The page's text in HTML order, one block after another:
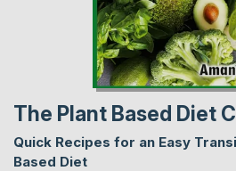
The Plant Based Diet
Quick Recipes for an Easy
Based Diet